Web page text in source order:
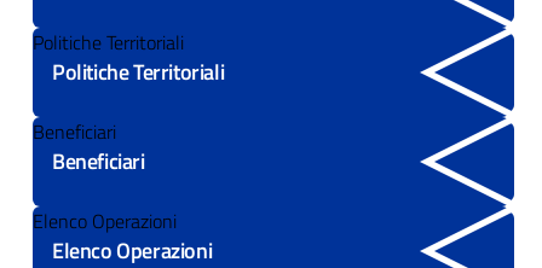
Politiche Territoriali
Politiche Territoriali
Beneficiari
Beneficiari
Elenco Operazioni
Elenco Operazioni